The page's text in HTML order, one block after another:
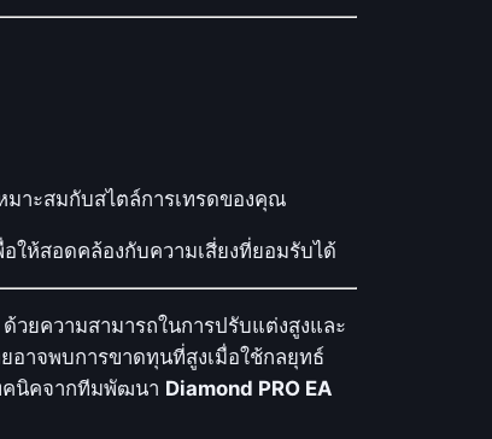
มาะสมกับสไตล์การเทรดของคุณ
ให้สอดคล้องกับความเสี่ยงที่ยอมรับได้
วยความสามารถในการปรับแต่งสูงและ
อาจพบการขาดทุนที่สูงเมื่อใช้กลยุทธ์
คนิคจากทีมพัฒนา Diamond PRO EA